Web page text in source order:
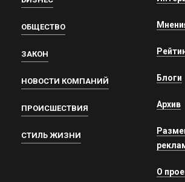
ОБЩЕСТВО
ЗАКОН
НОВОСТИ КОМПАНИЙ
ПРОИСШЕСТВИЯ
СТИЛЬ ЖИЗНИ
Блоги
Архив
О